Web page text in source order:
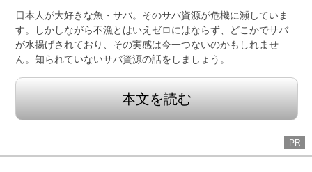
日本人が大好きな魚・サバ。そのサバ資源が危機に瀕していま
す。しかしながら不漁とはいえゼロにはならず、どこかでサバ
が水揚げされており、その実感は今一つないのかもしれませ
ん。知られていないサバ資源の話をしましょう。
本文を読む
PR